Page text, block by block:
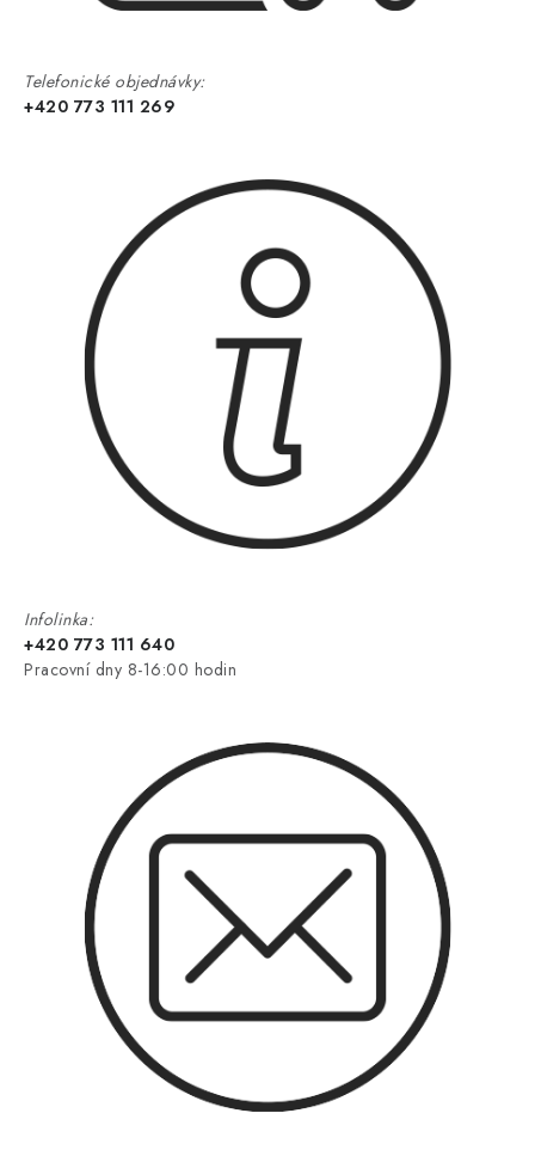
Telefonické objednávky:
+420 773 111 269
Infolinka:
+420 773 111 640
Pracovní dny 8-16:00 hodin